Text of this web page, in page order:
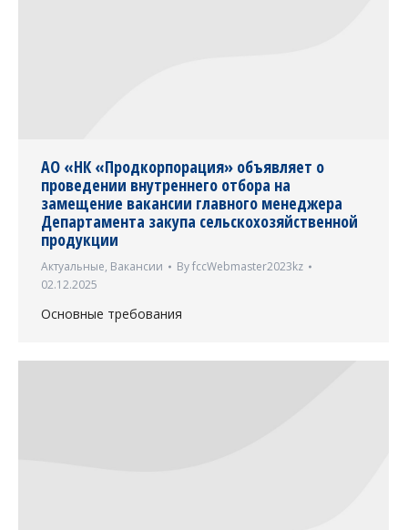
АО «НК «Продкорпорация» объявляет о
проведении внутреннего отбора на
замещение вакансии главного менеджера
Департамента закупа сельскохозяйственной
продукции
Актуальные, Вакансии ByfccWebmaster2023kz
02.12.2025
Основные требования